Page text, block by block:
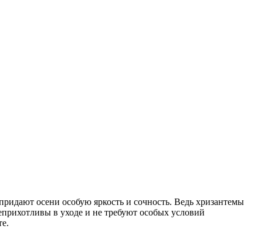
осени особую яркость и сочность. Ведь хризантемы
в уходе и не требуют особых условий